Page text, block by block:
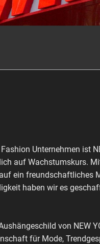
Unternehmen ist
auf Wachstumskurs.
ein freundschaftliches
haben wir es
von NEW
für Mode,